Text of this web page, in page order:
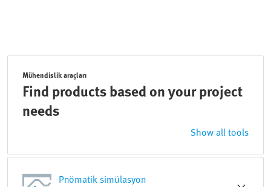
Mühendislik araçları
Find products based on your project
needs
Show all tools
Pnömatik simülasyon